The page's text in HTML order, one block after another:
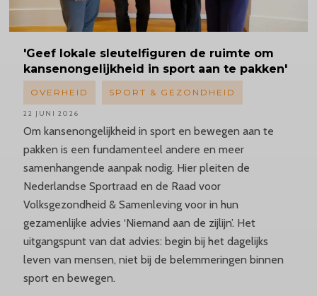
'Geef lokale sleutelfiguren de ruimte om
kansenongelijkheid in sport aan te pakken'
Om kansenongelijkheid in sport en bewegen aan te
pakken is een fundamenteel andere en meer
samenhangende aanpak nodig. Hier pleiten de
Nederlandse Sportraad en de Raad voor
Volksgezondheid & Samenleving voor in hun
gezamenlijke advies ‘Niemand aan de zijlijn’. Het
uitgangspunt van dat advies: begin bij het dagelijks
leven van mensen, niet bij de belemmeringen binnen
sport en bewegen.
OVERHEID SPORT & GEZONDHEID
22 JUNI 2026